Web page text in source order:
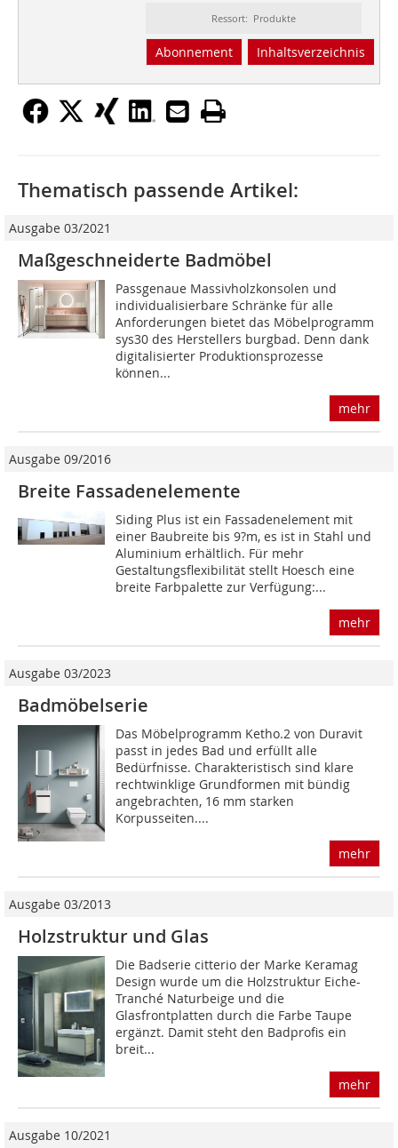
Ressort: Produkte
Abonnement Inhaltsverzeichnis
Thematisch passende Artikel:
Ausgabe 03/2021
Maßgeschneiderte Badmöbel
Passgenaue Massivholzkonsolen und
individualisierbare Schränke für alle
Anforderungen bietet das Möbelprogramm
sys30 des Herstellers burgbad. Denn dank
digitalisierter Produktionsprozesse
können...
mehr
Ausgabe 09/2016
Breite Fassadenelemente
Siding Plus ist ein Fassadenelement mit
einer Baubreite bis 9?m, es ist in Stahl und
Aluminium erhältlich. Für mehr
Gestaltungsflexibilität stellt Hoesch eine
breite Farbpalette zur Verfügung:...
mehr
Ausgabe 03/2023
Badmöbelserie
Das Möbelprogramm Ketho.2 von Duravit
passt in jedes Bad und erfüllt alle
Bedürfnisse. Charakteristisch sind klare
rechtwinklige Grundformen mit bündig
angebrachten, 16 mm starken
Korpusseiten....
mehr
Ausgabe 03/2013
Holzstruktur und Glas
Die Badserie citterio der Marke Keramag
Design wurde um die Holzstruktur Eiche-
Tranché Naturbeige und die
Glasfrontplatten durch die Farbe Taupe
ergänzt. Damit steht den Badprofis ein
breit...
mehr
Ausgabe 10/2021